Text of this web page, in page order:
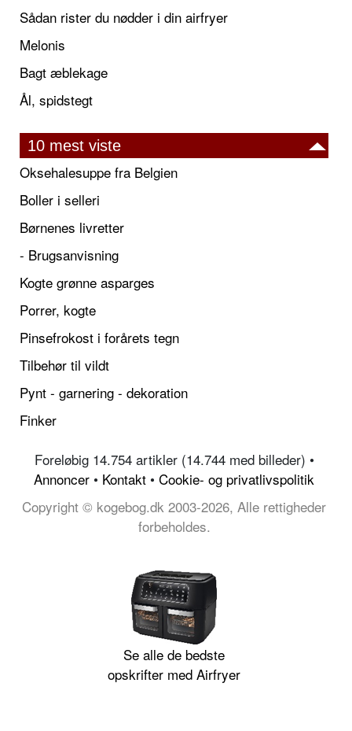
Sådan rister du nødder i din airfryer
Melonis
Bagt æblekage
Ål, spidstegt
10 mest viste
Oksehalesuppe fra Belgien
Boller i selleri
Børnenes livretter
- Brugsanvisning
Kogte grønne asparges
Porrer, kogte
Pinsefrokost i forårets tegn
Tilbehør til vildt
Pynt - garnering - dekoration
Finker
Foreløbig 14.754 artikler (14.744 med billeder) •
Annoncer • Kontakt • Cookie- og privatlivspolitik
Copyright © kogebog.dk 2003-2026, Alle rettigheder
forbeholdes.
Se alle de bedste
opskrifter med Airfryer